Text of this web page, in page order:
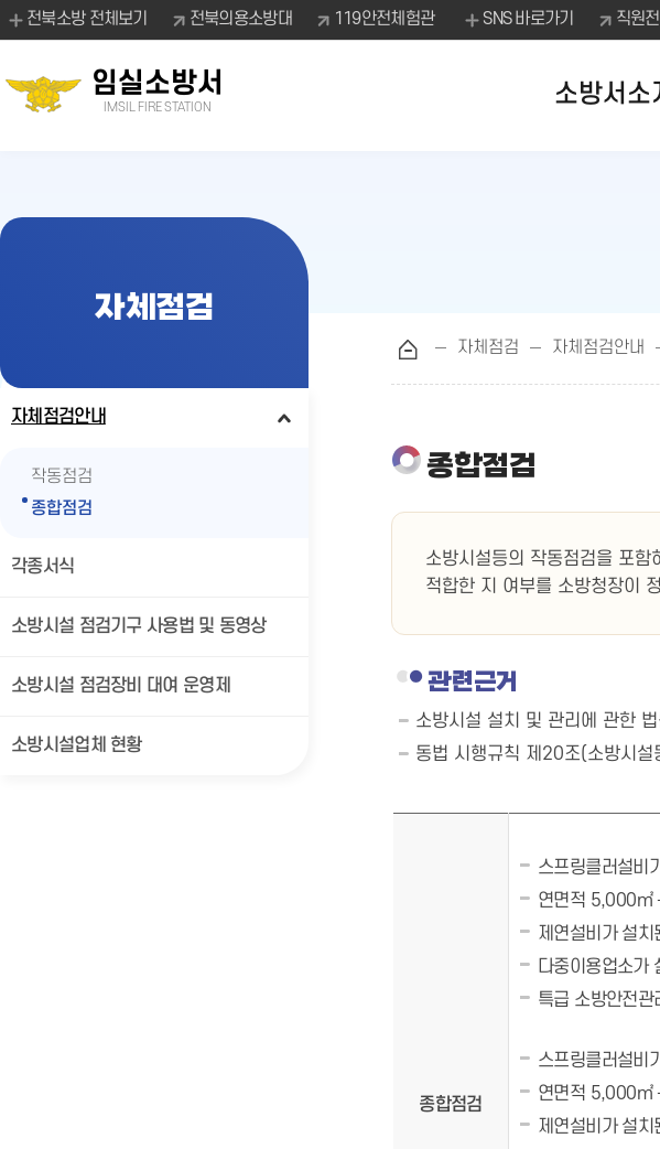
전북소방 전체보기 전북의용소방대 119안전체험관 SNS 바로가기 직원
임실소방서
IMSIL FIRE STATION 소방서소
자체점검
자체점검안내
작동점검
종합점검
각종서식
소방시설 점검기구 사용법 및 동영상
소방시설 점검장비 대여 운영제
소방시설업체 현황
자체점검 자체점검안내
종합점검
소방시설등의 작동점검을 포함
적합한 지 여부를 소방청장이
관련근거
소방시설 설치 및 관리에 관한
동법 시행규칙 제20조(소방시
종합점검
스프링클러설비
연면적 5,000㎡
제연설비가 설치
다중이용업소가
특급 소방안전
스프링클러설비
연면적 5,000㎡
제연설비가 설치